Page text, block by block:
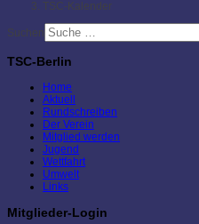
TSC-Kalender
Suchen
TSC-Berlin
Home
Aktuell
Rundschreiben
Der Verein
Mitglied werden
Jugend
Wettfahrt
Umwelt
Links
Mitglieder-Login